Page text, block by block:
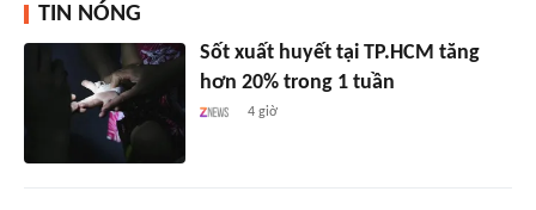
TIN NÓNG
Sốt xuất huyết tại TP.HCM tăng
hơn 20% trong 1 tuần
4 giờ